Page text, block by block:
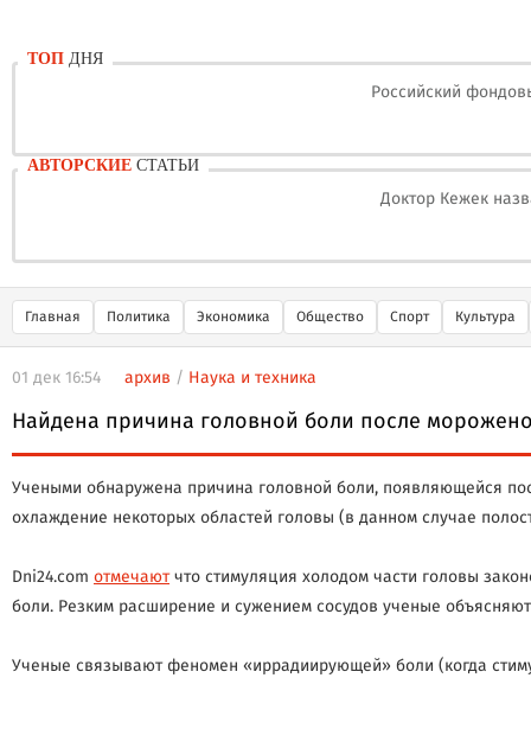
ТОП ДНЯ
Российский
АВТОРСКИЕ СТАТЬИ
Доктор Кежек
Главная Политика Экономика Общество Спорт Культура
01 дек 16:54 архив / Наука и техника
Найдена причина головной боли после
Учеными обнаружена причина головной боли, появляющейся
охлаждение некоторых областей головы (в данном случае
Dni24.com отмечаютчто cтимуляция холодом части головы
боли. Резким расширение и сужением сосудов ученые
Ученые связывают феномен «иррадиирующей» боли (когда